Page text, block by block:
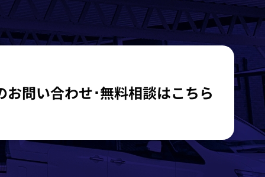
お問い合わせ･無料相談はこちら